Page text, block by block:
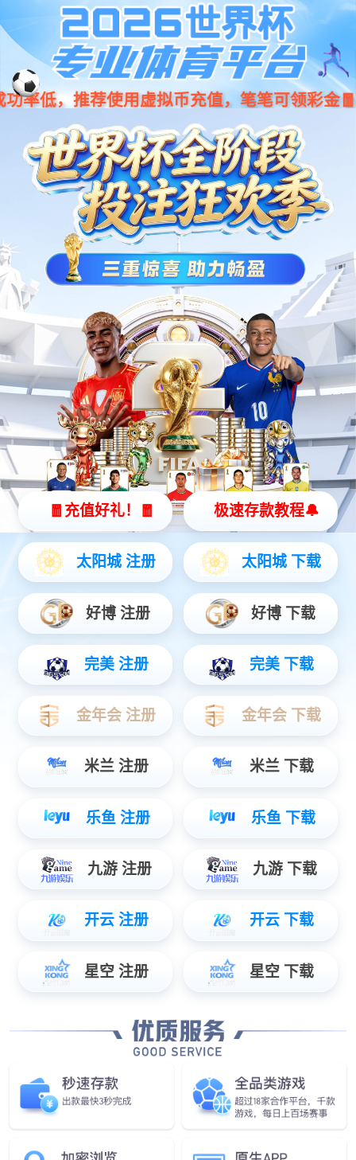
彩神vl（中国）有限公司
服务案例 三维影视
三维影视 互动沙盘
裸眼剧秀
数字展馆
动画动漫 互动多媒体
产品广告动画片 房地产宣传片 规划汇报片 特种影视
你好！襄阳的夜（超清5
林浦记忆
中国核电琨御府展厅弧幕
逸景天宸